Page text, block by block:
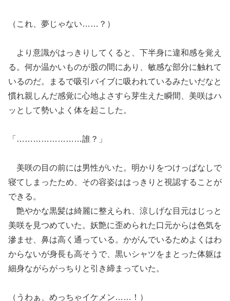
（これ、夢じゃない……？）
より意識がはっきりしてくると、下半身に違和感を覚え
る。何か温かいものが股の間にあり、敏感な部分に触れて
いるのだ。まるで吸引バイブに吸われているみたいだなと
慣れ親しんだ感覚に心地よさすら芽生えた瞬間、美咲はハ
ッとして勢いよく体を起こした。
「……………………誰？」
美咲の目の前には男性がいた。明かりをつけっぱなしで
寝てしまったため、その容姿ははっきりと視認することが
できる。
艶やかな黒髪は綺麗に整えられ、涼しげな目元はじっと
美咲を見つめていた。妖艶に歪められた口元からは色気を
滲ませ、鼻は高く通っている。かがんでいるためよくはわ
からないが身長も高そうで、黒いシャツをまとった体躯は
細身ながらがっちりと引き締まっていた。
（うわぁ、めっちゃイケメン……！）